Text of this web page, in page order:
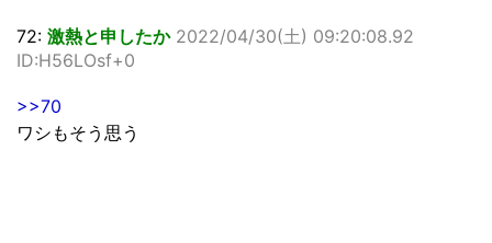
72: 激熱と申したか 2022/04/30(土) 09:20:08.92
ID:H56LOsf+0
>>70
ワシもそう思う